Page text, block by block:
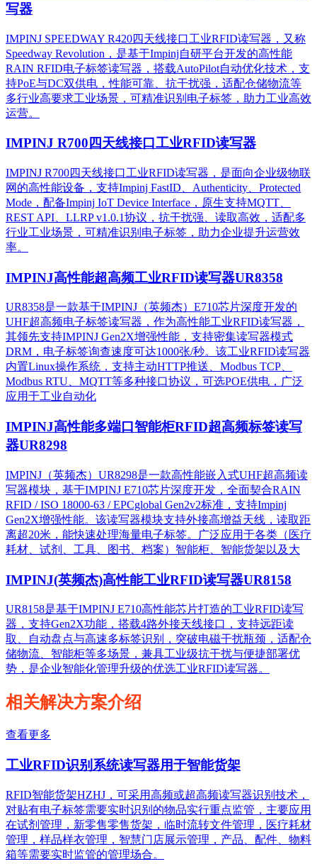
写器
IMPINJ SPEEDWAY R420四天线接口工业RFID读写器，又称
Speedway Revolution，是基于Impinj自研平台开发的高性能
RAIN RFID电子标签读写器，搭载AutoPilot自动优化技术，支
持PoE与DC双供电，性能可靠、抗干扰强，适配仓储物流等
多行业高要求工业场景，可精准识别电子标签，助力工业高效
运营。​
IMPINJ R700四天线接口工业RFID读写器
IMPINJ R700四天线接口工业RFID读写器，是面向企业级物联
网的高性能设备，支持Impinj FastID、Authenticity、Protected
Mode，配备Impinj IoT Device Interface，原生支持MQTT、
REST API、LLRP v1.0.1协议，抗干扰强、读取高效，适配多
行业工业场景，可精准识别电子标签，助力企业提升运营效
率。
IMPINJ高性能超高频工业RFID读写器UR8358
UR8358是一款基于IMPINJ（英频杰）E710芯片深度开发的
UHF超高频电子标签读写器，作为高性能工业RFID读写器，
其领先支持IMPINJ Gen2X增强性能，支持密集读写器模式
DRM，电子标签询查速度可达1000张/秒。该工业RFID读写器
内置Linux操作系统，支持主动HTTP推送、Modbus TCP、
Modbus RTU、MQTT等多种接口协议，可选POE供电，广泛
应用于工业自动化
IMPINJ高性能多端口智能柜RFID超高频标签读写
器UR8298
IMPINJ（英频杰）UR8298是一款高性能嵌入式UHF超高频读
写器模块，基于IMPINJ E710芯片深度开发，全面契合RAIN
RFID / ISO 18000-63 / EPCglobal Gen2v2标准，支持Impinj
Gen2X增强性能。该读写器模块支持外接高增益天线，读取距
离超20米，能快速处理海量电子标签。广泛应用于各类（医疗
耗材、试剂、工具、图书、档案）智能柜、智能货架以及大
IMPINJ(英频杰)高性能工业RFID读写器UR8158
UR8158是基于IMPINJ E710高性能芯片打造的工业RFID读写
器，支持Gen2X功能，搭载4路外接天线接口，支持远距读
取、自动盘点与高速多标签识别，突破电磁干扰瓶颈，适配仓
储物流、智能柜等多场景，兼具工业级抗干扰与便捷部署优
势，是企业智能化管理升级的优选工业RFID读写器。
相关解决方案介绍
查看更多
工业RFID识别系统读写器用于智能货架
RFID智能货架HZHJ，可采用高频或超高频读写器识别技术，
对贴有电子标签需要实时识别的物品实行重点监管，主要应用
在试剂管理，新零售零售货架，临时流转文件管理，医疗耗材
管理，样品样衣管理，智慧门店展示管理，产品、配件、物料
箱等需要实时监管的管理场合。